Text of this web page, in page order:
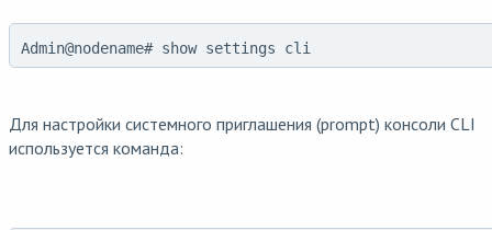
Admin@nodename# show settings cli
Для настройки системного приглашения (prompt) консоли CLI
используется команда: